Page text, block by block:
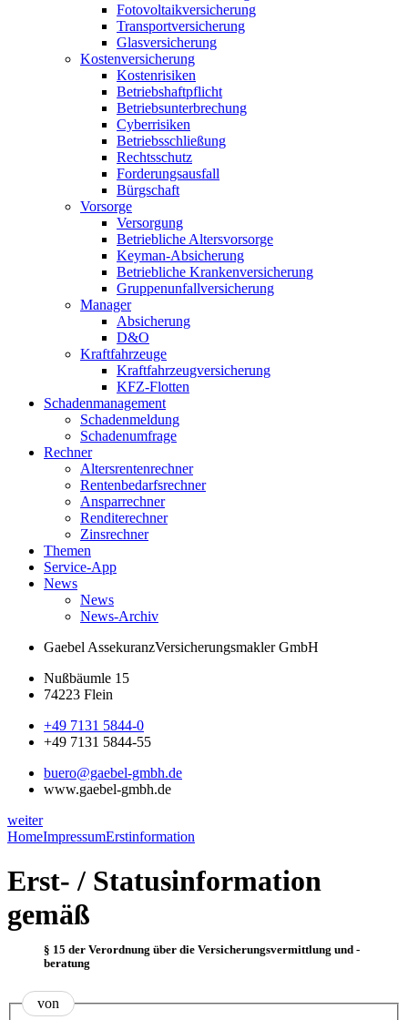
Fotovoltaikversicherung
Transportversicherung
Glasversicherung
Kostenversicherung
Kostenrisiken
Betriebshaftpflicht
Betriebsunterbrechung
Cyberrisiken
Betriebsschließung
Rechtsschutz
Forderungsausfall
Bürgschaft
Vorsorge
Versorgung
Betriebliche Altersvorsorge
Keyman-Absicherung
Betriebliche Krankenversicherung
Gruppenunfallversicherung
Manager
Absicherung
D&O
Kraftfahrzeuge
Kraftfahrzeugversicherung
KFZ-Flotten
Schadenmanagement
Schadenmeldung
Schadenumfrage
Rechner
Altersrentenrechner
Rentenbedarfsrechner
Ansparrechner
Renditerechner
Zinsrechner
Themen
Service-App
News
News
News-Archiv
Gaebel AssekuranzVersicherungsmakler GmbH
Nußbäumle 15
74223 Flein
+49 7131 5844-0
+49 7131 5844-55
buero@gaebel-gmbh.de
www.gaebel-gmbh.de
weiter
HomeImpressumErstinformation
Erst- / Statusinformation
gemäß
§ 15 der Verordnung über die Versicherungsvermittlung und -
beratung
von